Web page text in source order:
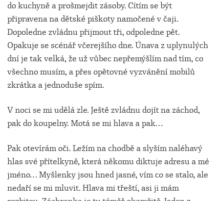
do kuchyně a prošmejdit zásoby. Cítím se být
připravena na dětské piškoty namočené v čaji.
Dopoledne zvládnu přijmout tři, odpoledne pět.
Opakuje se scénář včerejšího dne. Únava z uplynulých
dní je tak velká, že už vůbec nepřemýšlím nad tím, co
všechno musím, a přes opětovné vyzvánění mobilů
zkrátka a jednoduše spím.
V noci se mi udělá zle. Ještě zvládnu dojít na záchod,
pak do koupelny. Motá se mi hlava a pak…
Pak otevírám oči. Ležím na chodbě a slyším naléhavý
hlas své přítelkyně, která někomu diktuje adresu a mé
jméno… Myšlenky jsou hned jasné, vím co se stalo, ale
nedaří se mi mluvit. Hlava mi třeští, asi ji mám